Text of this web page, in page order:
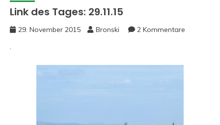
Link des Tages: 29.11.15
29. November 2015 Bronski 2 Kommentare
.